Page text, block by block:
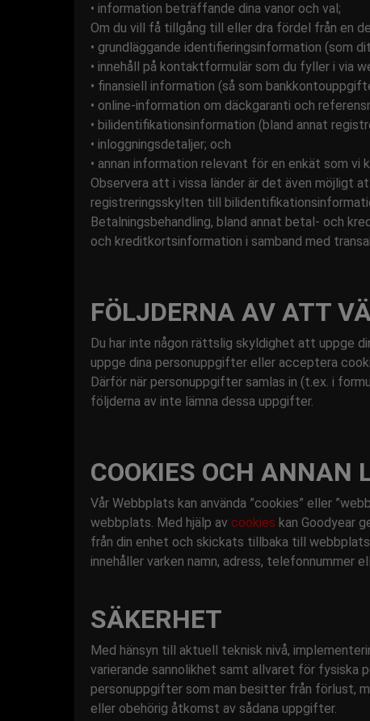
• information beträffande dina vanor och val;
Om du vill få tillgång till eller dra fördel från en
• grundläggande identifieringsinformation (som
• innehåll på kontaktformulär som du fyller i via
• finansiell information (så som
• online-information om däckgaranti och
• bilidentifikationsinformation (bland annat
• inloggningsdetaljer; och
• annan information relevant för en enkät som vi
Observera att i vissa länder är det även möjligt
registreringsskylten till
Betalningsbehandling, bland annat betal- och
och kreditkortsinformation i samband med
FÖLJDERNA AV ATT
Du har inte någon rättslig skyldighet att uppge
uppge dina personuppgifter eller acceptera
Därför när personuppgifter samlas in (t.ex. i
följderna av inte lämna dessa uppgifter.
COOKIES OCH ANNAN
Vår Webbplats kan använda ”cookies” eller
webbplats. Med hjälp av cookies kan Goodyear
från din enhet och skickats tillbaka till
innehåller varken namn, adress, telefonnummer
SÄKERHET
Med hänsyn till aktuell teknisk nivå,
varierande sannolikhet samt allvaret för
personuppgifter som man besitter från förlust,
eller obehörig åtkomst av sådana uppgifter.